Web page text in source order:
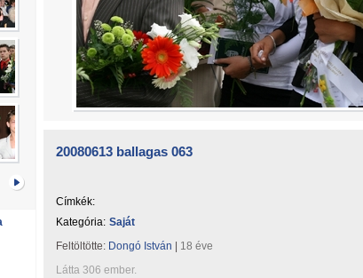
20080613 ballagas 063
Címkék:
Kategória: Saját
Feltöltötte: Dongó István
18 éve
Látta 306 ember.